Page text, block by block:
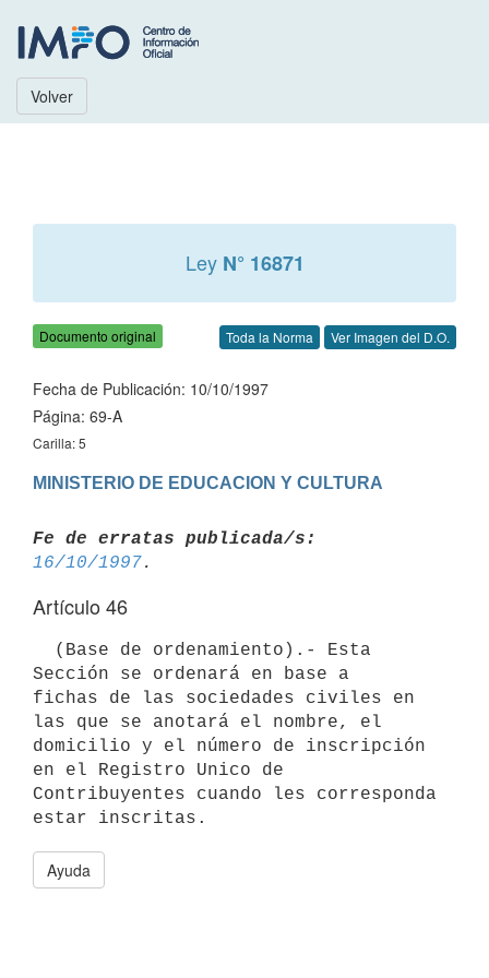
Volver
Ley N° 16871
Documento original Toda la Norma Ver Imagen del D.O.
Fecha de Publicación: 10/10/1997
Página: 69-A
Carilla: 5
Fe de erratas publicada/s:
16/10/1997
Artículo 46
Sección se ordenará en base a
fichas de las sociedades civiles en
las que se anotará el nombre, el
domicilio y el número de inscripción
en el Registro Unico de
Contribuyentes cuando les corresponda
Ayuda